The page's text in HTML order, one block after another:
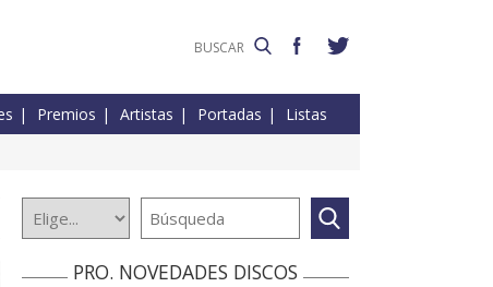
Premios Artistas Portadas Listas
PRO. NOVEDADES DISCOS